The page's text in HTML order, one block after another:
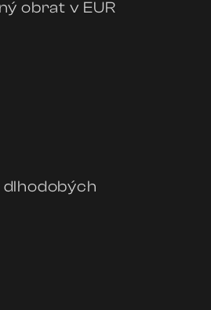
obrat v EUR